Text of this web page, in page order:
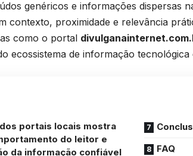
genéricos e informações dispersas
contexto, proximidade e relevância
como o portal
ecossistema de informação tecnológica
portais locais mostra
do leitor e
da informação confiável
FAQ